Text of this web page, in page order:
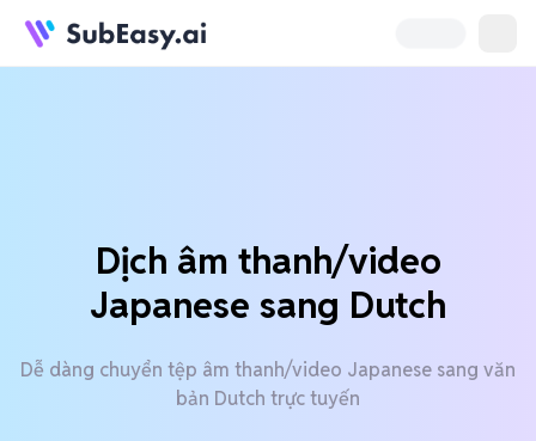
Dịch âm thanh/video
Japanese sang Dutch
Dễ dàng chuyển tệp âm thanh/video Japanese sang văn
bản Dutch trực tuyến